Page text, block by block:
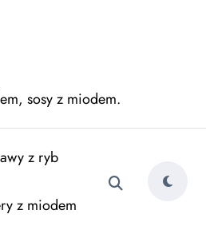
sosy z miodem.
z ryb
z miodem